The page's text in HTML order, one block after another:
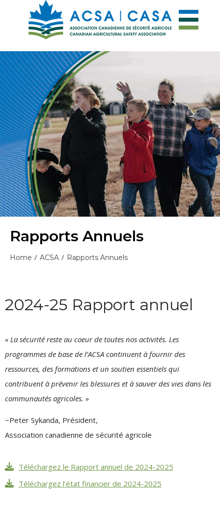
Rapports Annuels
Home / ACSA / Rapports Annuels
2024-25 Rapport annuel
« La sécurité reste au coeur de toutes nos activités. Les
programmes de base de l’ACSA continuent à fournir des
ressources, des formations et un soutien essentiels qui
contribuent à prévenir les blessures et à sauver des vies dans les
communautés agricoles. »
~Peter Sykanda, Président,
Association canadienne de sécurité agricole
Téléchargez le Rapport annuel de 2024-2025
Téléchargez l’état financier de 2024-2025